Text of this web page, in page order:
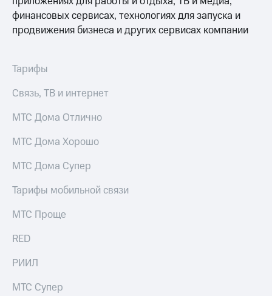
финансовых сервисах, технологиях для запуска и
продвижения бизнеса и других сервисах компании
Тарифы
Связь, ТВ и интернет
МТС Дома Отлично
МТС Дома Хорошо
МТС Дома Супер
Тарифы мобильной связи
МТС Проще
RED
РИИЛ
МТС Супер